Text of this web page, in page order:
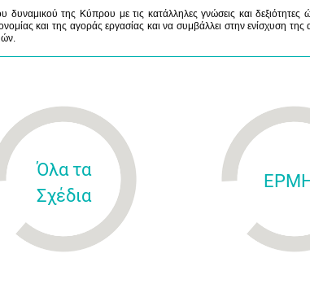
της Κύπρου με τις κατάλληλες γνώσεις και δεξιότητες
και της αγοράς εργασίας και να συμβάλλει στην ενίσχυση της
Όλα τα
Σχέδια